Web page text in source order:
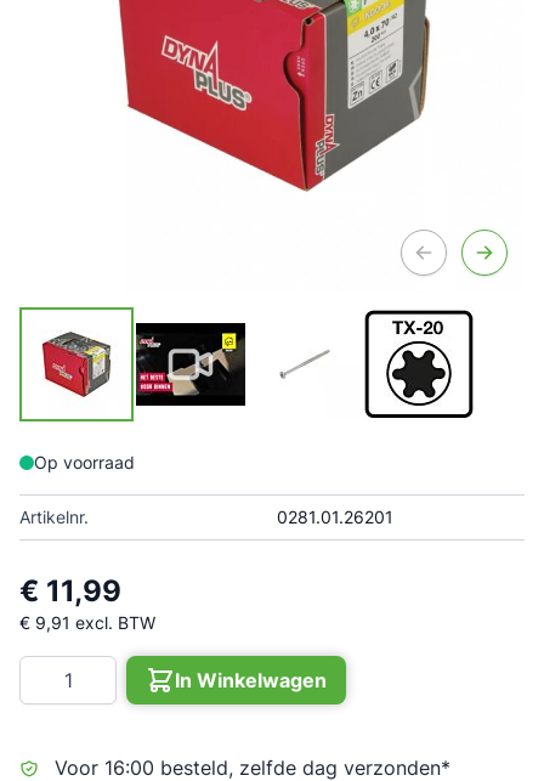
Op voorraad
Artikelnr. 0281.01.26201
€ 11,99
€ 9,91 excl. BTW
Aantal
In Winkelwagen
Voor 16:00 besteld, zelfde dag verzonden*